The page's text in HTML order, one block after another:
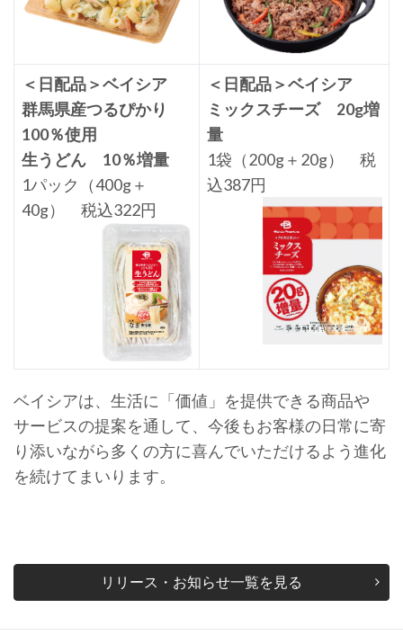
＜日配品＞ベイシア
群馬県産つるぴかり
100％使用
生うどん 10％増量
1パック（400g＋
40g） 税込322円
＜日配品＞ベイシア
ミックスチーズ 20g増
量
1袋（200g＋20g） 税
込387円
ベイシアは、生活に「価値」を提供できる商品や
サービスの提案を通して、今後もお客様の日常に寄
り添いながら多くの方に喜んでいただけるよう進化
を続けてまいります。
リリース・お知らせ一覧を見る